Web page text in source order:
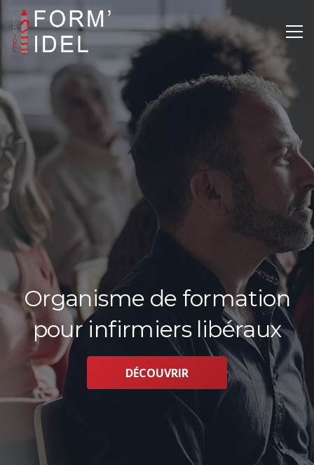
Organisme de formation
pour infirmiers libéraux
DÉCOUVRIR